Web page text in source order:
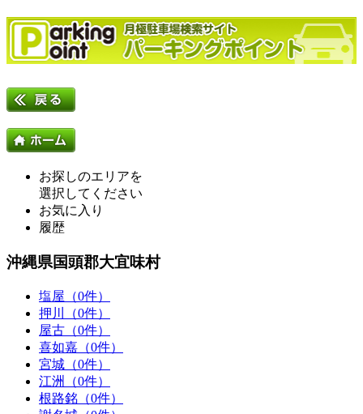
お探しのエリアを
選択してください
お気に入り
履歴
沖縄県国頭郡大宜味村
塩屋（0件）
押川（0件）
屋古（0件）
喜如嘉（0件）
宮城（0件）
江洲（0件）
根路銘（0件）